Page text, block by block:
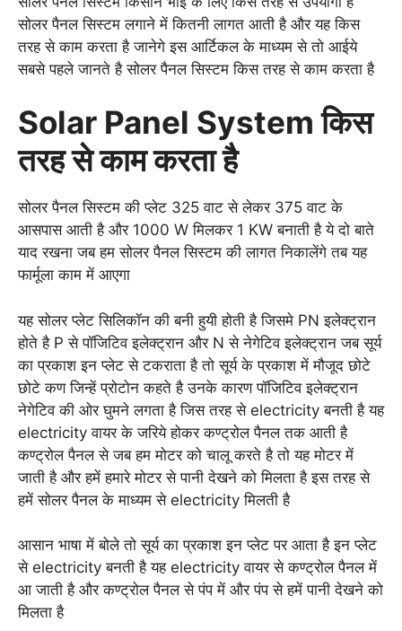
सोलर पैनल सिस्टम लगाने में कितनी लागत आती है और यह किस
तरह से काम करता है जानेगे इस आर्टिकल के माध्यम से तो आईये
सबसे पहले जानते है सोलर पैनल सिस्टम किस तरह से काम करता है
Solar Panel System किस
तरह से काम करता है
सोलर पैनल सिस्टम की प्लेट 325 वाट से लेकर 375 वाट के
आसपास आती है और 1000 W मिलकर 1 KW बनाती है ये दो बाते
याद रखना जब हम सोलर पैनल सिस्टम की लागत निकालेंगे तब यह
फार्मूला काम में आएगा
यह सोलर प्लेट सिलिकॉन की बनी हुयी होती है जिसमे PN इलेक्ट्रान
होते है P से पॉजिटिव इलेक्ट्रान और N से नेगेटिव इलेक्ट्रान जब सूर्य
का प्रकाश इन प्लेट से टकराता है तो सूर्य के प्रकाश में मौजूद छोटे
छोटे कण जिन्हें प्रोटोन कहते है उनके कारण पॉजिटिव इलेक्ट्रान
नेगेटिव की ओर घुमने लगता है जिस तरह से electricity बनती है यह
electricity वायर के जरिये होकर कण्ट्रोल पैनल तक आती है
कण्ट्रोल पैनल से जब हम मोटर को चालू करते है तो यह मोटर में
जाती है और हमें हमारे मोटर से पानी देखने को मिलता है इस तरह से
हमें सोलर पैनल के माध्यम से electricity मिलती है
आसान भाषा में बोले तो सूर्य का प्रकाश इन प्लेट पर आता है इन प्लेट
से electricity बनती है यह electricity वायर से कण्ट्रोल पैनल में
आ जाती है और कण्ट्रोल पैनल से पंप में और पंप से हमें पानी देखने को
मिलता है